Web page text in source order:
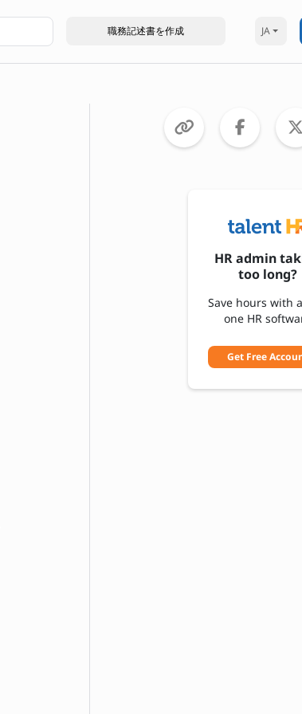
JA
HR admin
too long?
Save hours with
one HR
Get Free